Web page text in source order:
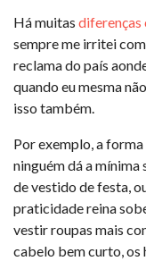
Há muitas diferenças
sempre me irritei
reclama do país
quando eu mesma
isso também.
Por exemplo, a
ninguém dá a mínima
de vestido de festa,
praticidade reina
vestir roupas mais
cabelo bem curto, os